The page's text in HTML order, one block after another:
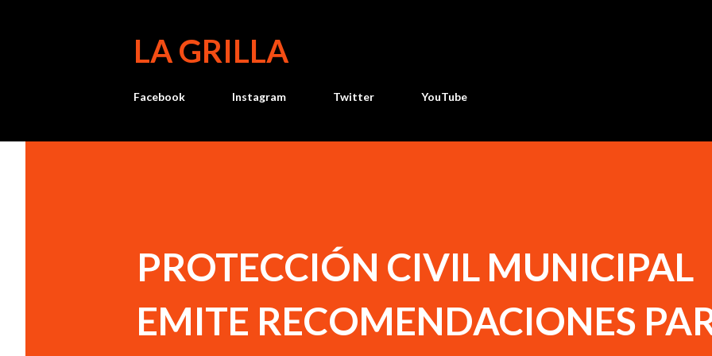
LA GRILLA
Facebook Instagram Twitter YouTube
PROTECCIÓN CIVIL MUNICIPAL
EMITE RECOMENDACIONES